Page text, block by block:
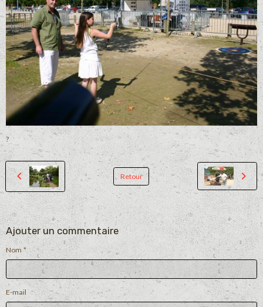
?
Retour
Ajouter un commentaire
Nom
E-mail